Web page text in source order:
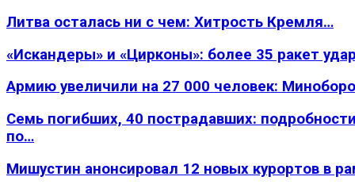
Литва осталась ни с чем: Хитрость Кремля…
«Искандеры» и «Цирконы»: более 35 ракет
Армию увеличили на 27 000 человек:
Семь погибших, 40 пострадавших:
по…
Мишустин анонсировал 12 новых курортов в